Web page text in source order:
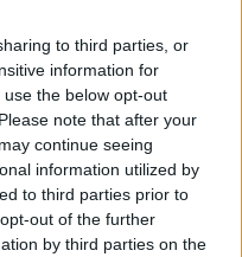
to third parties, or
information for
the below opt-out
note that after your
continue seeing
information utilized by
to third parties prior to
out of the further
by third parties on the
sfida alla Virtus